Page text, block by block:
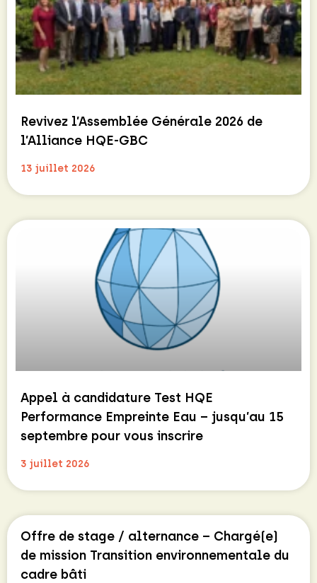
Revivez l’Assemblée Générale 2026 de
l’Alliance HQE-GBC
13 juillet 2026
Appel à candidature Test HQE
Performance Empreinte Eau – jusqu’au 15
septembre pour vous inscrire
3 juillet 2026
Offre de stage / alternance – Chargé(e)
de mission Transition environnementale du
cadre bâti